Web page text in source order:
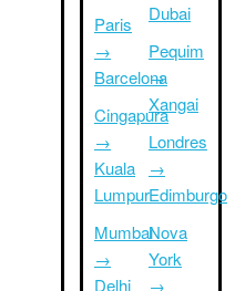
Paris
→
Barcelona
Cingapura
→
Kuala
Lumpur
Mumbai
→
Delhi
Dubai
Pequim
→
Xangai
Londres
→
Edimburgo
Nova
York
→